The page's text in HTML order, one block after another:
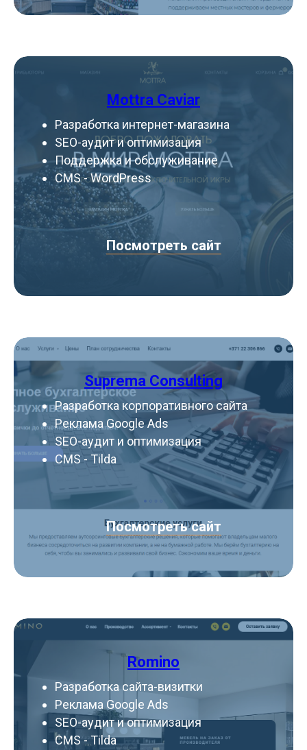
Mottra Caviar
Разработка интернет-магазина
SEO-аудит и оптимизация
Поддержка и обслуживание
CMS - WordPress
Посмотреть сайт
Suprema Consulting
Разработка корпоративного сайта
Реклама Google Ads
SEO-аудит и оптимизация
CMS - Tilda
Посмотреть сайт
Romino
Разработка сайта-визитки
Реклама Google Ads
SEO-аудит и оптимизация
CMS - Tilda